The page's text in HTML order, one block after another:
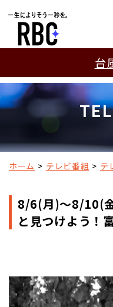
台
ホーム テレビ番組 テ
8/6(月)～8/10(
と見つけよう！